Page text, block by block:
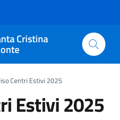
Cristina
Centri Estivi 2025
Estivi 2025